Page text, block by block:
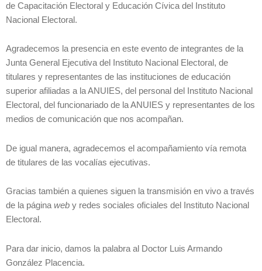
de Capacitación Electoral y Educación Cívica del Instituto
Nacional Electoral.
Agradecemos la presencia en este evento de integrantes de la
Junta General Ejecutiva del Instituto Nacional Electoral, de
titulares y representantes de las instituciones de educación
superior afiliadas a la ANUIES, del personal del Instituto Nacional
Electoral, del funcionariado de la ANUIES y representantes de los
medios de comunicación que nos acompañan.
De igual manera, agradecemos el acompañamiento vía remota
de titulares de las vocalías ejecutivas.
Gracias también a quienes siguen la transmisión en vivo a través
de la páginaweb y redes sociales oficiales del Instituto Nacional
Electoral.
Para dar inicio, damos la palabra al Doctor Luis Armando
González Placencia.